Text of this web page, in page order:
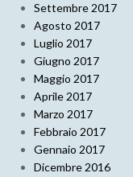
Settembre 2017
Agosto 2017
Luglio 2017
Giugno 2017
Maggio 2017
Aprile 2017
Marzo 2017
Febbraio 2017
Gennaio 2017
Dicembre 2016